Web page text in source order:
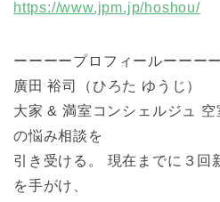
https://www.jpm.jp/hoshou/
ーーーープロフィールーーーー
廣田 裕司（ひろた ゆうじ）
大家 & 満室コンシェルジュ
の悩み相談を
引き受ける。 現在までに３回
を手がけ、